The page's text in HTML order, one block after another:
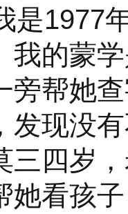
1977
我的蒙
旁帮她
发现没
三四岁
她看孩